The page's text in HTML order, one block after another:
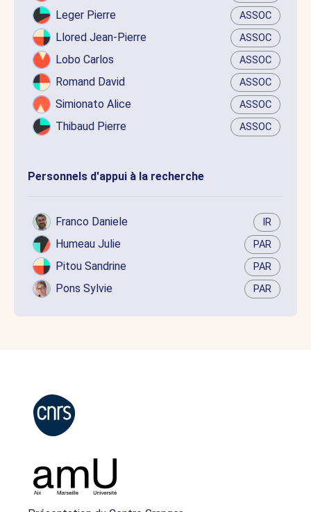
Leger Pierre ASSOC
Llored Jean-Pierre ASSOC
Lobo Carlos ASSOC
Romand David ASSOC
Simionato Alice ASSOC
Thibaud Pierre ASSOC
Personnels d'appui à la recherche
Franco Daniele IR
Humeau Julie PAR
Pitou Sandrine PAR
Pons Sylvie PAR